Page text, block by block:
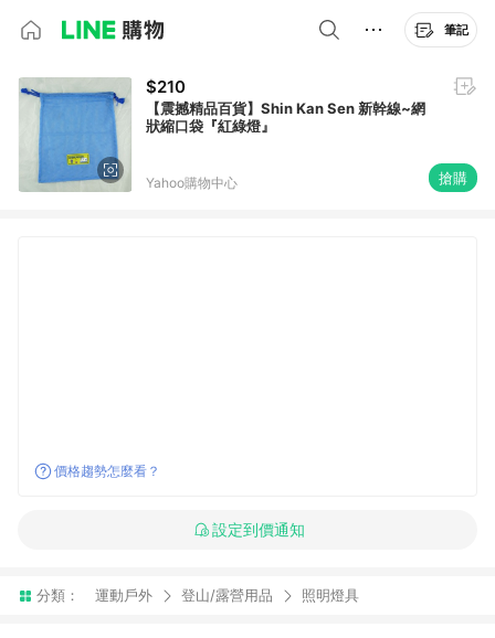
筆記
$210
【震撼精品百貨】Shin Kan Sen 新幹線~網
狀縮口袋『紅綠燈』
Yahoo購物中心 搶購
價格趨勢怎麼看？
設定到價通知
分類： 運動戶外 登山/露營用品 照明燈具